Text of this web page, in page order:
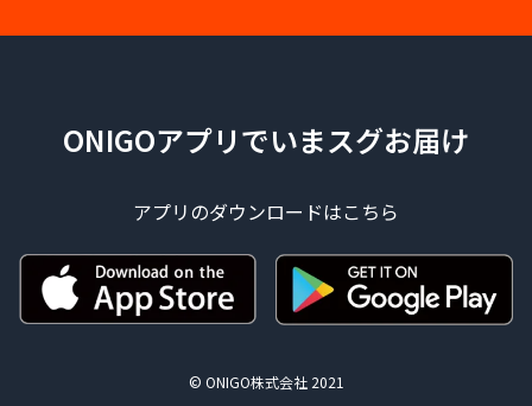
ONIGOアプリでいまスグお届け
アプリのダウンロードはこちら
© ONIGO株式会社 2021